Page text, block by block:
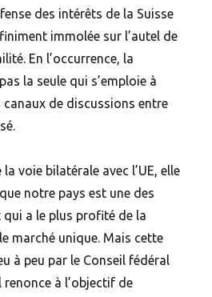
des intérêts de la Suisse
immolée sur l’autel de
En l’occurrence, la
la seule qui s’emploie à
de discussions entre
voie bilatérale avec l’UE, elle
notre pays est une des
a le plus profité de la
marché unique. Mais cette
à peu par le Conseil fédéral
renonce à l’objectif de